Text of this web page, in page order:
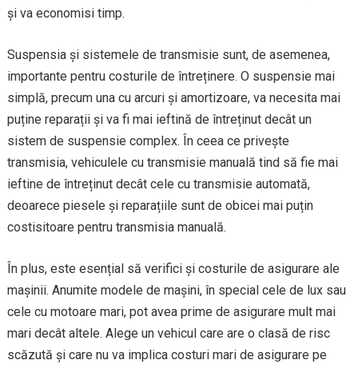
și va economisi timp.
Suspensia și sistemele de transmisie sunt, de asemenea,
importante pentru costurile de întreținere. O suspensie mai
simplă, precum una cu arcuri și amortizoare, va necesita mai
puține reparații și va fi mai ieftină de întreținut decât un
sistem de suspensie complex. În ceea ce privește
transmisia, vehiculele cu transmisie manuală tind să fie mai
ieftine de întreținut decât cele cu transmisie automată,
deoarece piesele și reparațiile sunt de obicei mai puțin
costisitoare pentru transmisia manuală.
În plus, este esențial să verifici și costurile de asigurare ale
mașinii. Anumite modele de mașini, în special cele de lux sau
cele cu motoare mari, pot avea prime de asigurare mult mai
mari decât altele. Alege un vehicul care are o clasă de risc
scăzută și care nu va implica costuri mari de asigurare pe